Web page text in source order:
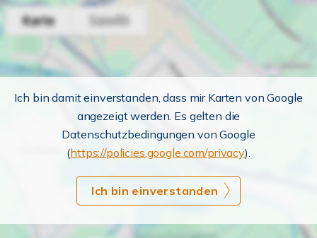
Ich bin damit einverstanden, dass mir Karten von Google
angezeigt werden. Es gelten die
Datenschutzbedingungen von Google
(https://policies.google.com/privacy).
Ich bin einverstanden